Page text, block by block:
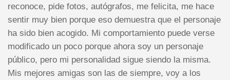
reconoce, pide fotos, autógrafos, me felicita, me hace
sentir muy bien porque eso demuestra que el personaje
ha sido bien acogido. Mi comportamiento puede verse
modificado un poco porque ahora soy un personaje
público, pero mi personalidad sigue siendo la misma.
Mis mejores amigas son las de siempre, voy a los